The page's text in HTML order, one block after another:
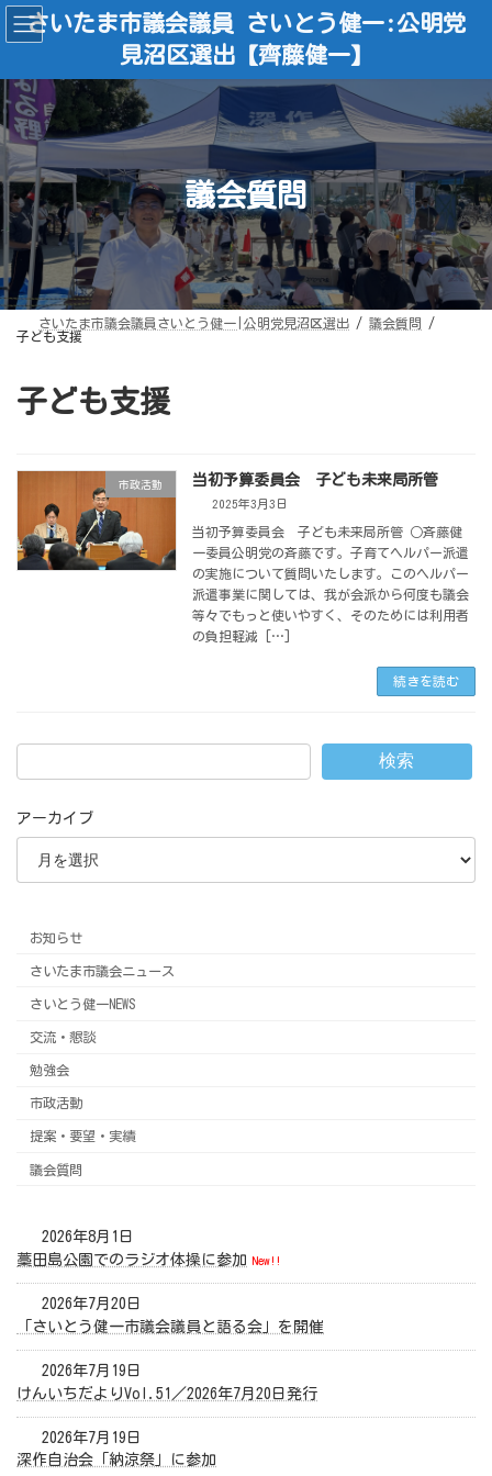
コ
ン
テ
へ
ス
キ
ッ
プ
ナ
ビ
ゲ
ョ
ン
に
移
動
さいたま市議会議員 さいとう健一:公明党
見沼区選出【齊藤健一】
議会質問
さいたま市議会議員さいとう健一|公明党見沼区選出
議会質問
子ども支援
子ども支援
市政活動 当初予算委員会 子ども未来局所管
2025年3月3日
当初予算委員会 子ども未来局所管 ○斉藤健
一委員公明党の斉藤です。子育てヘルパー派遣
の実施について質問いたします。このヘルパー
派遣事業に関しては、我が会派から何度も議会
等々でもっと使いやすく、そのためには利用者
の負担軽減 […]
続きを読む
検索
アーカイブ
お知らせ
さいたま市議会ニュース
さいとう健一NEWS
交流・懇談
勉強会
市政活動
提案・要望・実績
議会質問
2026年8月1日
藁田島公園でのラジオ体操に参加 New!!
2026年7月20日
「さいとう健一市議会議員と語る会」を開催
2026年7月19日
けんいちだよりVol.51／2026年7月20日発行
2026年7月19日
深作自治会「納涼祭」に参加